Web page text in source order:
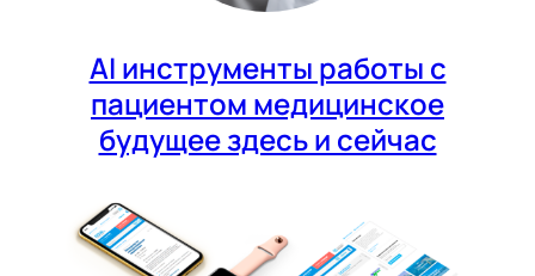
AI инструменты работы с
пациентом медицинское
будущее здесь и сейчас